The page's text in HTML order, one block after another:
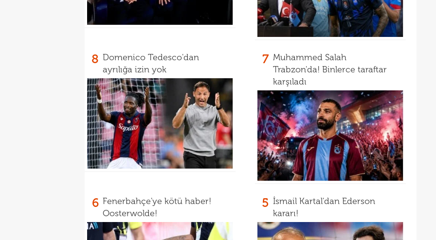
8 Domenico Tedesco'dan
ayrılığa izin yok
7 Muhammed Salah
Trabzon'da! Binlerce taraftar
karşıladı
6 Fenerbahçe'ye kötü haber!
Oosterwolde!
5 İsmail Kartal'dan Ederson
kararı!